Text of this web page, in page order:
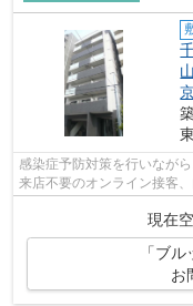
感染症予防対策を行いなが
来店不要のオンライン接客
現在
「ブ
お